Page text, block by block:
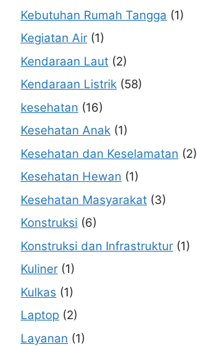
Kebutuhan Rumah Tangga (1)
Kegiatan Air (1)
Kendaraan Laut (2)
Kendaraan Listrik (58)
kesehatan (16)
Kesehatan Anak (1)
Kesehatan dan Keselamatan (2)
Kesehatan Hewan (1)
Kesehatan Masyarakat (3)
Konstruksi (6)
Konstruksi dan Infrastruktur (1)
Kuliner (1)
Kulkas (1)
Laptop (2)
Layanan (1)